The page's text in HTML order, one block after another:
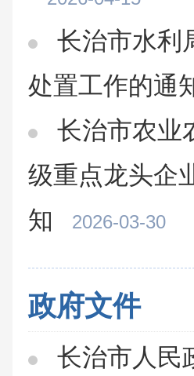
长治市水利
处置工作的通
长治市农业
级重点龙头企
知
2026-03-30
政府文件
长治市人民